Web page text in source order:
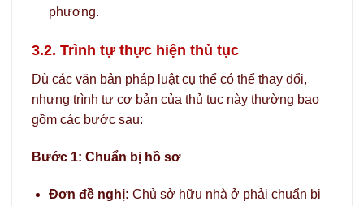
phương.
3.2. Trình tự thực hiện thủ tục
Dù các văn bản pháp luật cụ thể có thể thay đổi,
nhưng trình tự cơ bản của thủ tục này thường bao
gồm các bước sau:
Bước 1: Chuẩn bị hồ sơ
Đơn đề nghị: Chủ sở hữu nhà ở phải chuẩn bị